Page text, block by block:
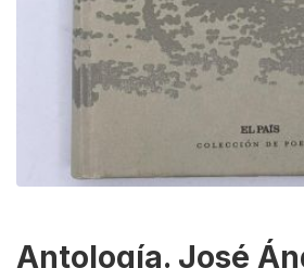
Antología. José